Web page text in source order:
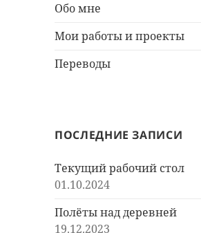
Обо мне
Мои работы и проекты
Переводы
ПОСЛЕДНИЕ ЗАПИСИ
Текущий рабочий стол
01.10.2024
Полёты над деревней
19.12.2023